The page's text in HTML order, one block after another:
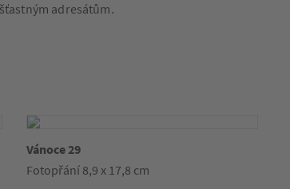
adresátům.
Vánoce 29
Fotopřání 8,9 x 17,8 cm